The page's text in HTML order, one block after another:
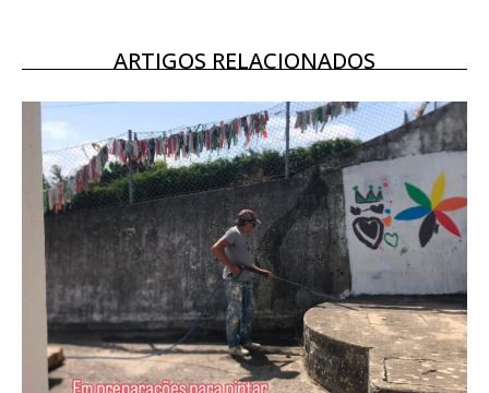
Acesso ao conteúdo online
Acesso aos conteúdos Exclusivos para
assinantes
Ofertas para assinatura anual
Escolha o plano
ARTIGOS RELACIONADOS